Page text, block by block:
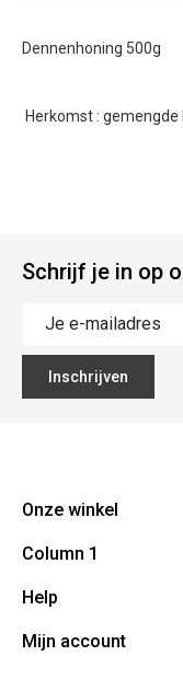
Dennenhoning 500g
Herkomst :
Schrijf je in op
Inschrijven
Onze winkel
Bouchons Leclercq
Avenue de
0032 (0)71/ 81 10 56
Column 1
Bestelling herroepen
Help
FAQ
Mijn account